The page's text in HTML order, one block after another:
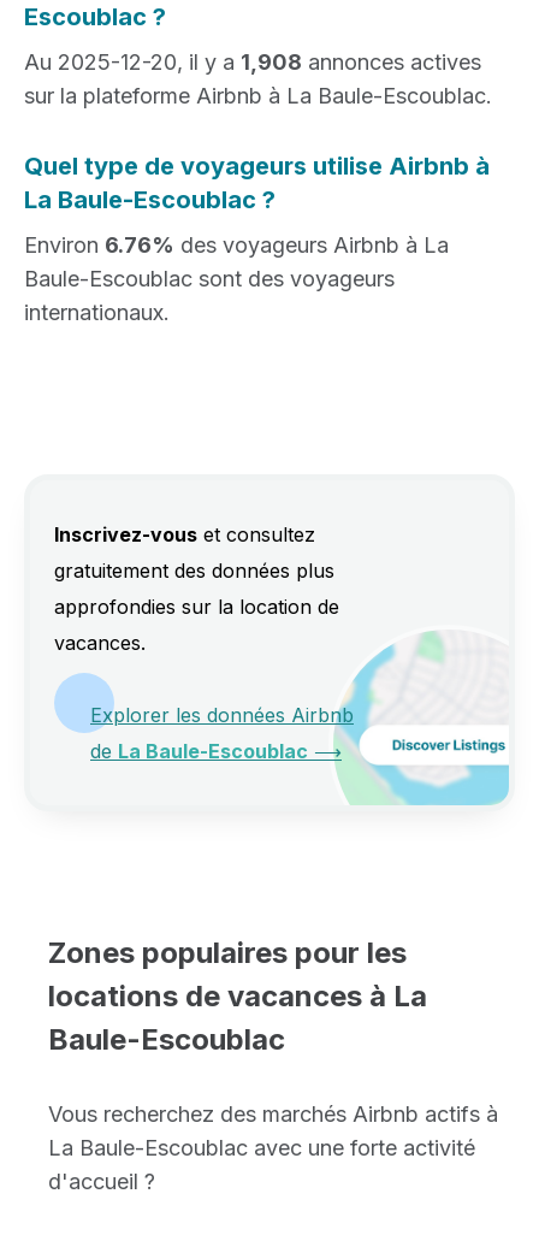
Escoublac ?
Au 2025-12-20, il y a 1,908 annonces actives
sur la plateforme Airbnb à La Baule-Escoublac.
Quel type de voyageurs utilise Airbnb à
La Baule-Escoublac ?
Environ 6.76% des voyageurs Airbnb à La
Baule-Escoublac sont des voyageurs
internationaux.
Inscrivez-vous et consultez
gratuitement des données plus
approfondies sur la location de
vacances.
Explorer les données Airbnb
de La Baule-Escoublac ⟶
Zones populaires pour les
locations de vacances à La
Baule-Escoublac
Vous recherchez des marchés Airbnb actifs à
La Baule-Escoublac avec une forte activité
d'accueil ?